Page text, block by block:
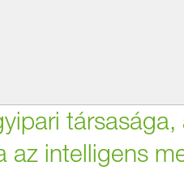
az intelligens